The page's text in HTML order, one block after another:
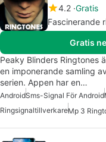
4.2 Gratis
Fascinerande
Gratis
Peaky Blinders Ringtones
en imponerande samling
serien. Appen har en…
AndroidSms-Signal För Android
RingsignaltillverkareMp 3